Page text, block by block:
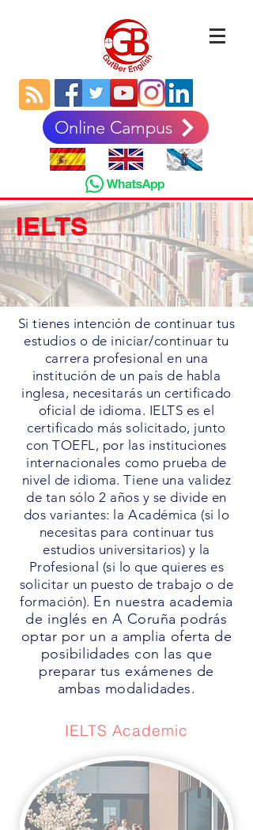
Online Campus
IELTS
Si tienes intención de continuar tus
estudios o de iniciar/continuar tu
carrera profesional en una
institución de un país de habla
inglesa, necesitarás un certificado
oficial de idioma. IELTS es el
certificado más solicitado, junto
con TOEFL, por las instituciones
internacionales como prueba de
nivel de idioma. Tiene una validez
de tan sólo 2 años y se divide en
dos variantes: la Académica (si lo
necesitas para continuar tus
estudios universitarios) y la
Profesional (si lo que quieres es
solicitar un puesto de trabajo o de
formación). En nuestra academia
de inglés en A Coruña podrás
optar por un a amplia oferta de
posibilidades con las que
preparar tus exámenes de
ambas modalidades.
IELTS Academic